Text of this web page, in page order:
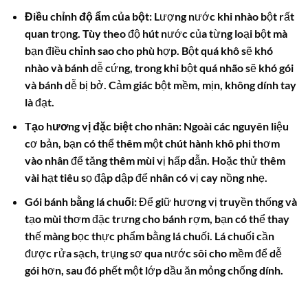
Điều chỉnh độ ẩm của bột:Lượng nước khi nhào bột rất
quan trọng. Tùy theo độ hút nước của từng loại bột mà
bạn điều chỉnh sao cho phù hợp. Bột quá khô sẽ khó
nhào và bánh dễ cứng, trong khi bột quá nhão sẽ khó gói
và bánh dễ bị bở. Cảm giác bột mềm, mịn, không dính tay
là đạt.
Tạo hương vị đặc biệt cho nhân:Ngoài các nguyên liệu
cơ bản, bạn có thể thêm một chút hành khô phi thơm
vào nhân để tăng thêm mùi vị hấp dẫn. Hoặc thử thêm
vài hạt tiêu sọ đập dập để nhân có vị cay nồng nhẹ.
Gói bánh bằng lá chuối:Để giữ hương vị truyền thống và
tạo mùi thơm đặc trưng cho bánh rợm, bạn có thể thay
thế màng bọc thực phẩm bằng lá chuối. Lá chuối cần
được rửa sạch, trụng sơ qua nước sôi cho mềm để dễ
gói hơn, sau đó phết một lớp dầu ăn mỏng chống dính.